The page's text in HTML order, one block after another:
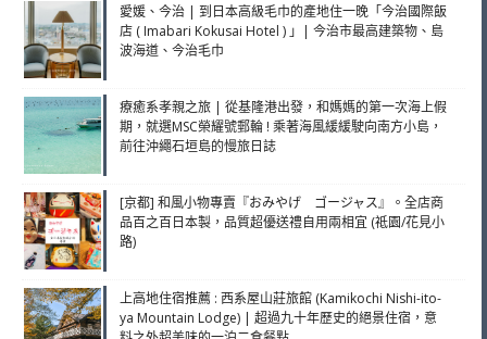
愛媛、今治 | 到日本高級毛巾的產地住一晚「今治國際飯
店 ( Imabari Kokusai Hotel ) 」| 今治市最高建築物、島
波海道、今治毛巾
療癒系孝親之旅 | 從基隆港出發，和媽媽的第一次海上假
期，就選MSC榮耀號郵輪 ! 乘著海風緩緩駛向南方小島，
前往沖繩石垣島的慢旅日誌
[京都] 和風小物專賣『おみやげ ゴージャス』。全店商
品百之百日本製，品質超優送禮自用兩相宜 (祗園/花見小
路)
上高地住宿推薦 : 西系屋山莊旅館 (Kamikochi Nishi-ito-
ya Mountain Lodge) | 超過九十年歷史的絕景住宿，意